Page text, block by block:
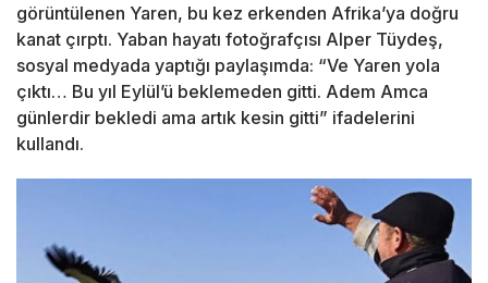
görüntülenen Yaren, bu kez erkenden Afrika’ya doğru
kanat çırptı. Yaban hayatı fotoğrafçısı Alper Tüydeş,
sosyal medyada yaptığı paylaşımda: “Ve Yaren yola
çıktı… Bu yıl Eylül’ü beklemeden gitti. Adem Amca
günlerdir bekledi ama artık kesin gitti” ifadelerini
kullandı.